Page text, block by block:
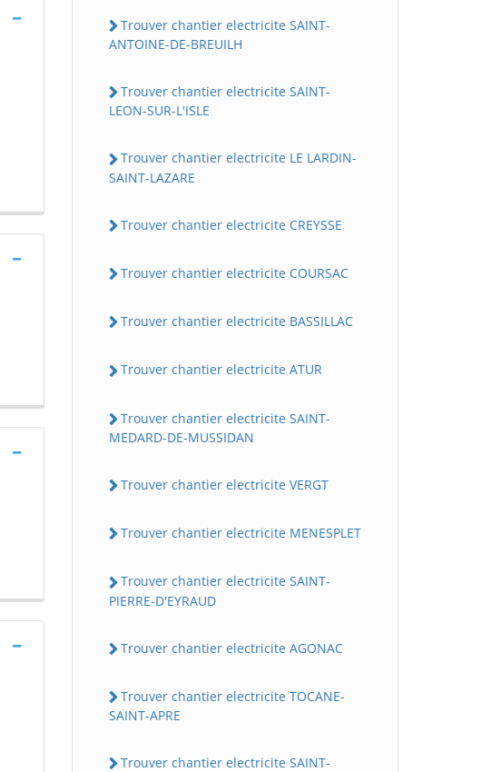
Trouver chantier electricite SAINT-
ANTOINE-DE-BREUILH
Trouver chantier electricite SAINT-
LEON-SUR-L'ISLE
Trouver chantier electricite LE LARDIN-
SAINT-LAZARE
Trouver chantier electricite CREYSSE
Trouver chantier electricite COURSAC
Trouver chantier electricite BASSILLAC
Trouver chantier electricite ATUR
Trouver chantier electricite SAINT-
MEDARD-DE-MUSSIDAN
Trouver chantier electricite VERGT
Trouver chantier electricite MENESPLET
Trouver chantier electricite SAINT-
PIERRE-D'EYRAUD
Trouver chantier electricite AGONAC
Trouver chantier electricite TOCANE-
SAINT-APRE
Trouver chantier electricite SAINT-